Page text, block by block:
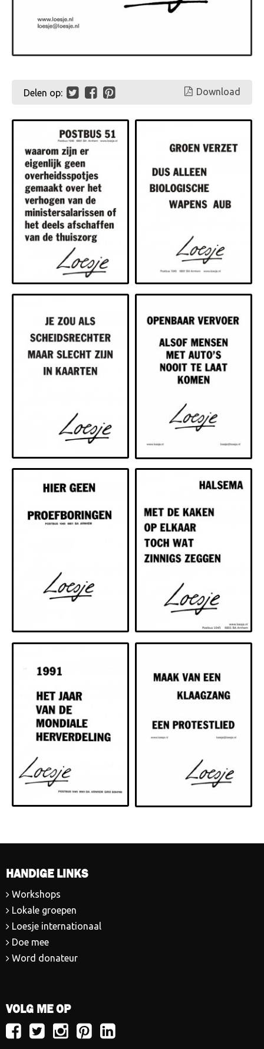
Delen op: Download
HANDIGE LINKS
Workshops
Lokale groepen
Loesje internationaal
Doe mee
Word donateur
VOLG ME OP
VolgVolgVolgVolgVolg